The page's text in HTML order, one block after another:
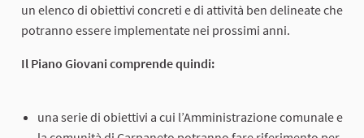
un elenco di obiettivi concreti e di attività ben delineate che
potranno essere implementate nei prossimi anni.
Il Piano Giovani comprende quindi:
una serie di obiettivi a cui l’Amministrazione comunale e